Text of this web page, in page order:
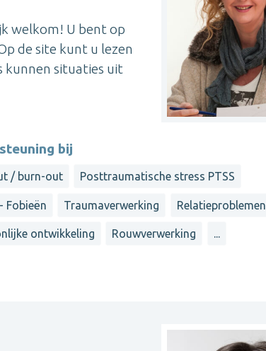
welkom! U bent op
de site kunt u lezen
kunnen situaties uit
bij
/ burn-out Posttraumatische stress PTSS
Fobieën Traumaverwerking Relatieproblemen
ontwikkeling Rouwverwerking ...